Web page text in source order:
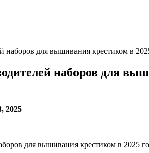
наборов для вышивания крестиком в
наборов для
2025